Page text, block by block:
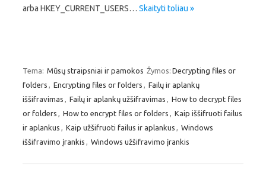
arba HKEY_CURRENT_USERS… Skaityti toliau »
Tema: Mūsų straipsniai ir pamokos Žymos: Decrypting files or
folders
Encrypting files or folders
Failų ir aplankų
iššifravimas
Failų ir aplankų užšifravimas
How to decrypt files
or folders
How to encrypt files or folders
Kaip iššifruoti failus
ir aplankus
Kaip užšifruoti failus ir aplankus
Windows
iššifravimo įrankis
Windows užšifravimo įrankis